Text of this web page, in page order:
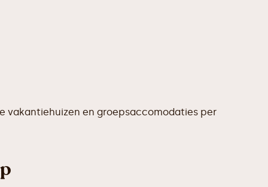
vakantiehuizen en groepsaccomodaties per